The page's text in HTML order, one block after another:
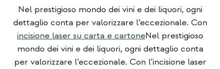
Nel prestigioso mondo dei vini e dei liquori, ogni
dettaglio conta per valorizzare l’eccezionale. Con
incisione laser su carta e cartoneNel prestigioso
mondo dei vini e dei liquori, ogni dettaglio conta
per valorizzare l’eccezionale. Con l’incisione laser